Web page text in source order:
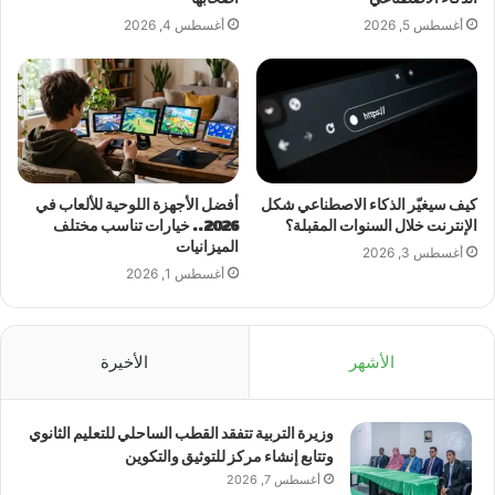
أغسطس 5, 2026
أغسطس 4, 2026
كيف سيغيّر الذكاء الاصطناعي شكل
الإنترنت خلال السنوات المقبلة؟
أغسطس 3, 2026
أفضل الأجهزة اللوحية للألعاب في
2026.. خيارات تناسب مختلف
الميزانيات
أغسطس 1, 2026
الأشهر الأخيرة
وزيرة التربية تتفقد القطب الساحلي للتعليم الثانوي
وتتابع إنشاء مركز للتوثيق والتكوين
أغسطس 7, 2026